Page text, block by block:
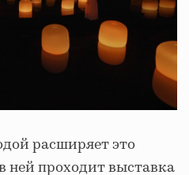
расширяет это
ней проходит выставка